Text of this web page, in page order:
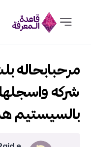
مرحبابحاله
شركه واسجلها
بالسيستيم